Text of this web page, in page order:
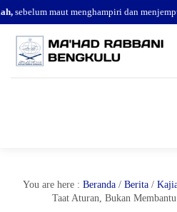
sebelum maut menghampiri dan
You are here : Beranda / Berita /
Taat Aturan, Bukan